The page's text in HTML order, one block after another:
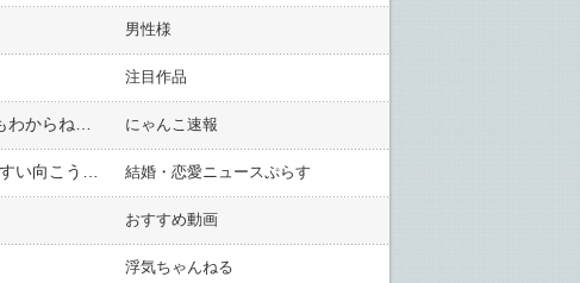
男性様
注目作品
にゃんこ速報
結婚・恋愛ニュースぷらす
おすすめ動画
浮気ちゃんねる